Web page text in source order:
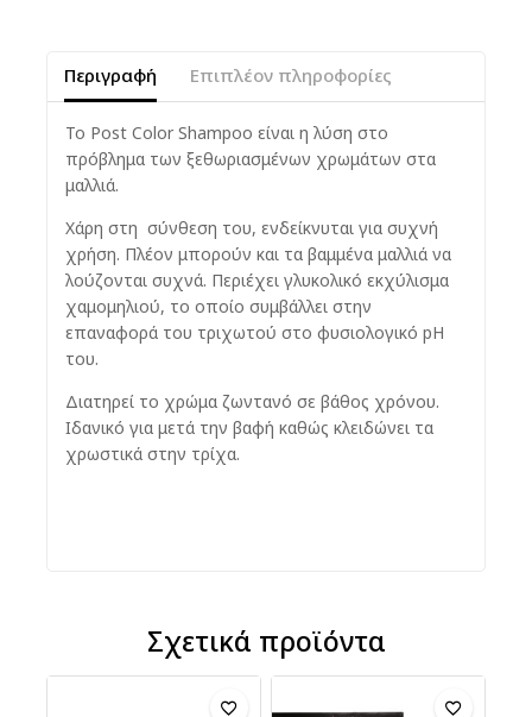
Περιγραφή Επιπλέον πληροφορίες
Το Post Color Shampoo είναι η λύση στο
πρόβλημα των ξεθωριασμένων χρωμάτων στα
μαλλιά.
Χάρη στη σύνθεση του, ενδείκνυται για συχνή
χρήση. Πλέον μπορούν και τα βαμμένα μαλλιά να
λούζονται συχνά. Περιέχει γλυκολικό εκχύλισμα
χαμομηλιού, το οποίο συμβάλλει στην
επαναφορά του τριχωτού στο φυσιολογικό pH
του.
Διατηρεί το χρώμα ζωντανό σε βάθος χρόνου.
Ιδανικό για μετά την βαφή καθώς κλειδώνει τα
χρωστικά στην τρίχα.
Σχετικά προϊόντα